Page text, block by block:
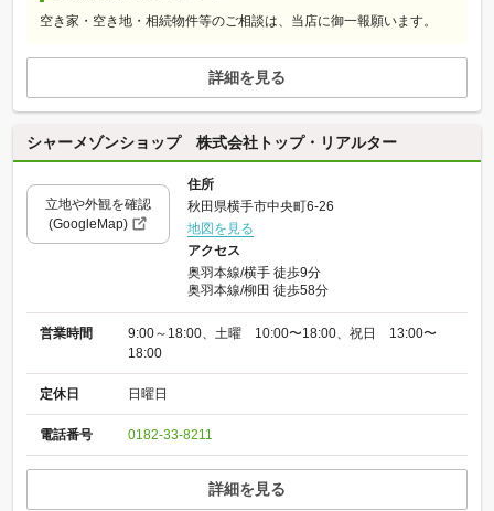
空き家・空き地・相続物件等のご相談は、当店に御一報願います。
詳細を見る
シャーメゾンショップ 株式会社トップ・リアルター
立地や外観を確認
(GoogleMap)
住所
秋田県横手市中央町6-26
地図を見る
アクセス
奥羽本線/横手 徒歩9分
奥羽本線/柳田 徒歩58分
営業時間
9:00～18:00、土曜 10:00〜18:00、祝日 13:00〜
18:00
定休日 日曜日
電話番号 0182-33-8211
詳細を見る